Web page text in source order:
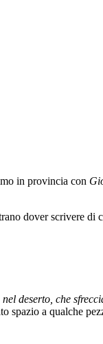
in provincia con
dover scrivere di
deserto, che
spazio a qualche